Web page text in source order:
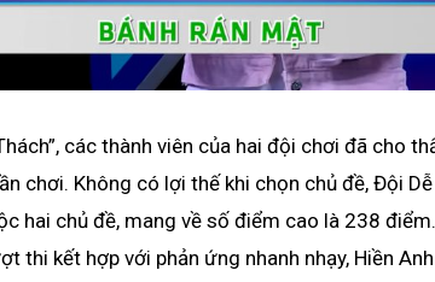
các thành viên của hai đội chơi đã cho
chơi. Không có lợi thế khi chọn chủ đề, Đội
hai chủ đề, mang về số điểm cao là 238
thi kết hợp với phản ứng nhanh nhạy, Hiền